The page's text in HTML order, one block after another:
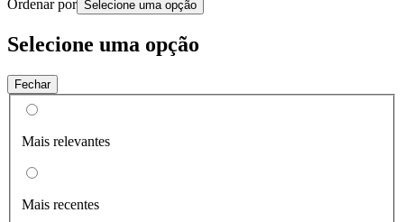
Ordenar por Selecione uma opção
Selecione uma opção
Fechar
Mais relevantes
Mais recentes